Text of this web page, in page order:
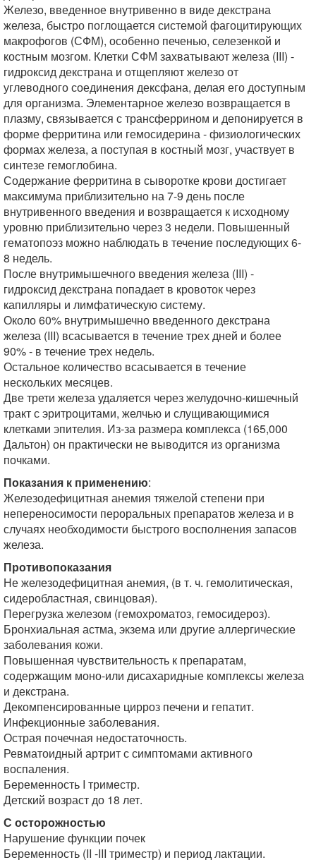
Железо, введенное внутривенно в виде декстрана
железа, быстро поглощается системой фагоцитирующих
макрофогов (СФМ), особенно печенью, селезенкой и
костным мозгом. Клетки СФМ захватывают железа (III) -
гидроксид декстрана и отщепляют железо от
углеводного соединения дексфана, делая его доступным
для организма. Элементарное железо возвращается в
плазму, связывается с трансферрином и депонируется в
форме ферритина или гемосидерина - физиологических
формах железа, а поступая в костный мозг, участвует в
синтезе гемоглобина.
Содержание ферритина в сыворотке крови достигает
максимума приблизительно на 7-9 день после
внутривенного введения и возвращается к исходному
уровню приблизительно через 3 недели. Повышенный
гематопоэз можно наблюдать в течение последующих 6-
8 недель.
После внутримышечного введения железа (III) -
гидроксид декстрана попадает в кровоток через
капилляры и лимфатическую систему.
Около 60% внутримышечно введенного декстрана
железа (III) всасывается в течение трех дней и более
90% - в течение трех недель.
Остальное количество всасывается в течение
нескольких месяцев.
Две трети железа удаляется через желудочно-кишечный
тракт с эритроцитами, желчью и слущивающимися
клетками эпителия. Из-за размера комплекса (165,000
Дальтон) он практически не выводится из организма
почками.
Показания к применению:
Железодефицитная анемия тяжелой степени при
непереносимости пероральных препаратов железа и в
случаях необходимости быстрого восполнения запасов
железа.
Противопоказания
Не железодефицитная анемия, (в т. ч. гемолитическая,
сидеробластная, свинцовая).
Перегрузка железом (гемохроматоз, гемосидероз).
Бронхиальная астма, экзема или другие аллергические
заболевания кожи.
Повышенная чувствительность к препаратам,
содержащим моно-или дисахаридные комплексы железа
и декстрана.
Декомпенсированные цирроз печени и гепатит.
Инфекционные заболевания.
Острая почечная недостаточность.
Ревматоидный артрит с симптомами активного
воспаления.
Беременность I триместр.
Детский возраст до 18 лет.
С осторожностью
Нарушение функции почек
Беременность (II -III триместр) и период лактации.